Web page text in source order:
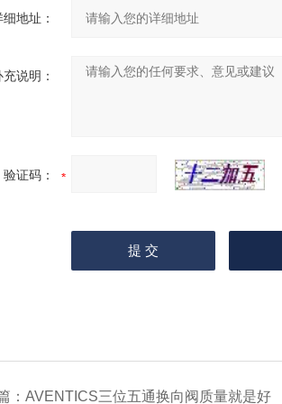
细地址：
充说明：
验证码：
：AVENTICS三位五通换向阀质量就是好